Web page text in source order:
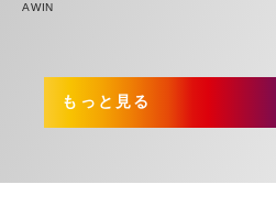
AWIN
もっと見る